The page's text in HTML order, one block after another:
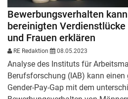
Bewerbungsverhalten
bereinigten
und Frauen erklären
RE Redaktion 08.05.2023
Analyse des Instituts für
Berufsforschung (IAB) kann einen
Gender-Pay-Gap mit dem